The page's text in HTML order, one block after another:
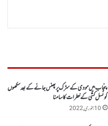
پنجاب میں مودی کے سڑک پر پھنس جانے کے بعد سکھوں
کو نسل کشی کے خطرات کا سامنا
10 جنوری, 2022